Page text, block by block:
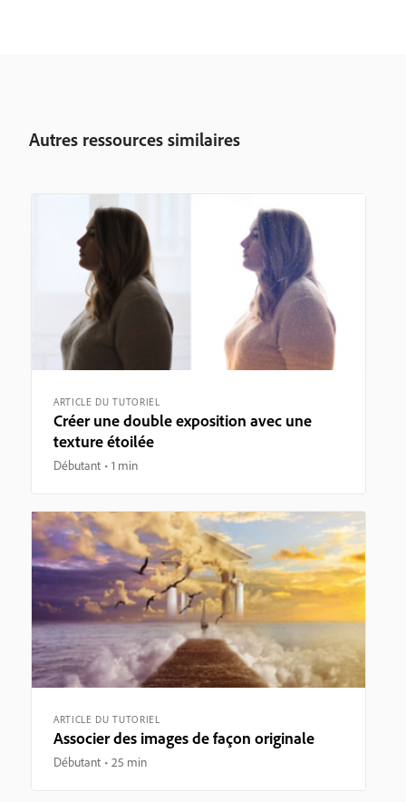
Autres ressources similaires
ARTICLE DU TUTORIEL
Créer une double exposition avec une
texture étoilée
Débutant 1 min
ARTICLE DU TUTORIEL
Associer des images de façon originale
Débutant 25 min